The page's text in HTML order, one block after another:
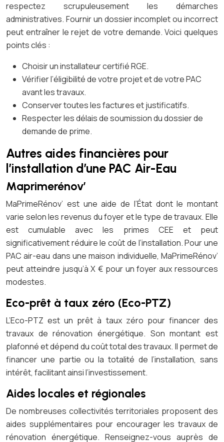
respectez scrupuleusement les démarches
administratives. Fournir un dossier incomplet ou incorrect
peut entraîner le rejet de votre demande. Voici quelques
points clés :
Choisir un installateur certifié RGE.
Vérifier l’éligibilité de votre projet et de votre PAC
avant les travaux.
Conserver toutes les factures et justificatifs.
Respecter les délais de soumission du dossier de
demande de prime.
Autres aides financières pour
l’installation d’une PAC Air-Eau
Maprimerénov’
MaPrimeRénov’ est une aide de l’État dont le montant
varie selon les revenus du foyer et le type de travaux. Elle
est cumulable avec les primes CEE et peut
significativement réduire le coût de l’installation. Pour une
PAC air-eau dans une maison individuelle, MaPrimeRénov’
peut atteindre jusqu’à X € pour un foyer aux ressources
modestes.
Eco-prêt à taux zéro (Eco-PTZ)
L’Eco-PTZ est un prêt à taux zéro pour financer des
travaux de rénovation énergétique. Son montant est
plafonné et dépend du coût total des travaux. Il permet de
financer une partie ou la totalité de l’installation, sans
intérêt, facilitant ainsi l’investissement.
Aides locales et régionales
De nombreuses collectivités territoriales proposent des
aides supplémentaires pour encourager les travaux de
rénovation énergétique. Renseignez-vous auprès de